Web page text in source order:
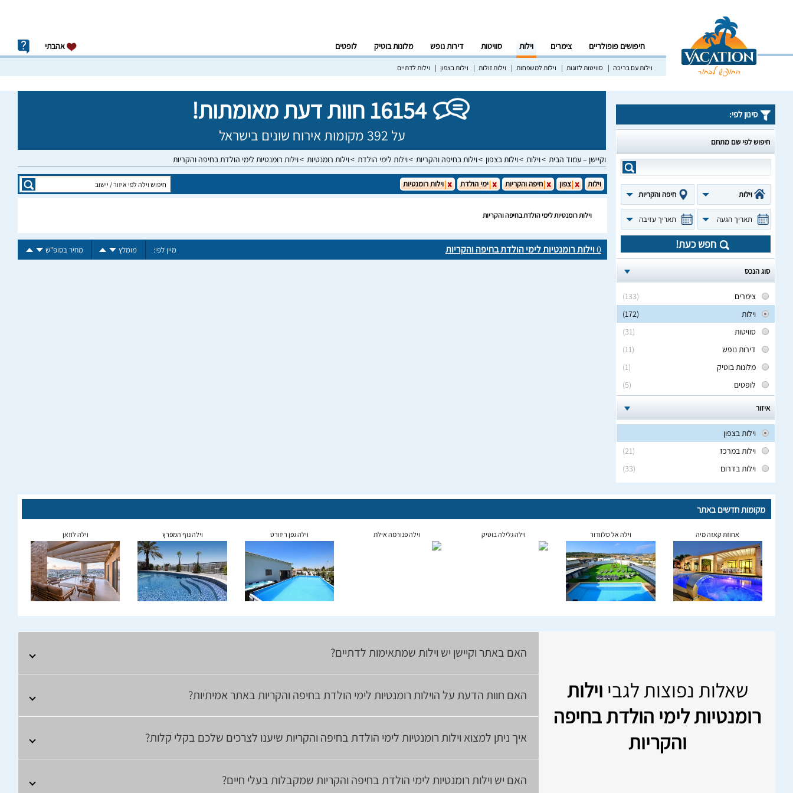
חיפושים פופולריים צימרים וילות סוויטות דירות נופש מלונות בוטיק לופטים אהבתי
וילות עם בריכה סוויטות לזוגות וילות למשפחות וילות זולות וילות בצפון וילות לדתיים
16154 חוות דעת מאומתות!
על 392 מקומות אירוח שונים בישראל
וקיישן – עמוד הבית וילות וילות בצפון וילות בחיפה והקריות וילות לימי הולדת וילות רומנטיות וילות רומנטיות לימי הולדת בחיפה והקריות
סינון לפי:
חיפוש לפי שם מתחם
וילות חיפה והקריות
תאריך הגעה תאריך עזיבה
חפש כעת!
סוג הנכס
(133)
צימרים
(172)
וילות
(31)
סוויטות
(11)
דירות נופש
(1)
מלונות בוטיק
(5)
לופטים
איזור
וילות בצפון
(21)
וילות במרכז
(33)
וילות בדרום
וילות צפון חיפה והקריות ימי הולדת וילות רומנטיות
וילות רומנטיות לימי הולדת בחיפה והקריות
0וילות רומנטיות לימי הולדת בחיפה והקריות מיין לפי: מומלץ מחיר בסופ"ש
מקומות חדשים באתר
אחוזת קאזה מיה וילה אל סלוודור וילה גלילה בוטיק וילה פנורמה אילת וילה גפן ריזורט וילה נוף המפרץ וילה לוזאן
שאלות נפוצות לגבי וילות
רומנטיות לימי הולדת בחיפה
והקריות
האם באתר וקיישן יש וילות שמתאימות לדתיים?
האם חוות הדעת על הוילות רומנטיות לימי הולדת בחיפה והקריות באתר אמיתיות?
איך ניתן למצוא וילות רומנטיות לימי הולדת בחיפה והקריות שיענו לצרכים שלכם בקלי קלות?
האם יש וילות רומנטיות לימי הולדת בחיפה והקריות שמקבלות בעלי חיים?